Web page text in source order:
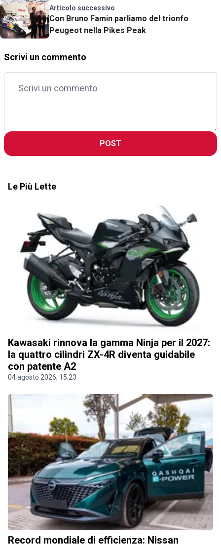
Articolo successivo
Con Bruno Famin parliamo del trionfo
Peugeot nella Pikes Peak
Scrivi un commento
POST
Le Più Lette
Kawasaki rinnova la gamma Ninja per il 2027:
la quattro cilindri ZX-4R diventa guidabile
con patente A2
04 agosto 2026, 15.23
Record mondiale di efficienza: Nissan